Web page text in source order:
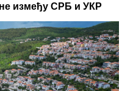
између СРБ и УКР